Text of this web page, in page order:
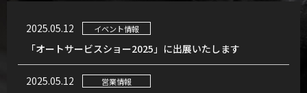
2025.05.12 イベント情報
「オートサービスショー2025」に出展いたします
2025.05.12 営業情報